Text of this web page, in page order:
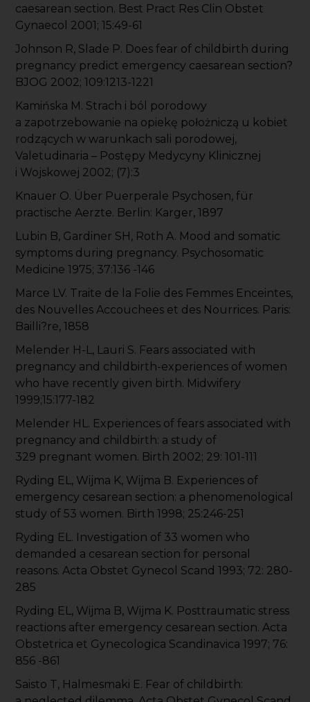
caesarean section. Best Pract Res Clin Obstet
Gynaecol 2001; 15:49-61
Johnson R, Slade P. Does fear of childbirth during
pregnancy predict emergency caesarean section?
BJOG 2002; 109:1213-1221
Kamińska M. Strach i ból porodowy
a zapotrzebowanie na opiekę położniczą u kobiet
rodzących w warunkach sali porodowej,
Valetudinaria – Postępy Medycyny Klinicznej
i Wojskowej 2002; (7):3
Knauer O. Über Puerperale Psychosen, für
practische Aerzte. Berlin: Karger, 1897
Lubin B, Gardiner SH, Roth A. Mood and somatic
symptoms during pregnancy. Psychosomatic
Medicine 1975; 37:136 -146
Marce LV. Traite de la Folie des Femmes Enceintes,
des Nouvelles Accouchees et des Nourrices. Paris:
Bailli?re, 1858
Melender H-L, Lauri S. Fears associated with
pregnancy and childbirth-experiences of women
who have recently given birth. Midwifery
1999;15:177-182
Melender HL. Experiences of fears associated with
pregnancy and childbirth: a study of
329 pregnant women. Birth 2002; 29: 101-111
Ryding EL, Wijma K, Wijma B. Experiences of
emergency cesarean section: a phenomenological
study of 53 women. Birth 1998; 25:246-251
Ryding EL. Investigation of 33 women who
demanded a cesarean section for personal
reasons. Acta Obstet Gynecol Scand 1993; 72: 280-
285
Ryding EL, Wijma B, Wijma K. Posttraumatic stress
reactions after emergency cesarean section. Acta
Obstetrica et Gynecologica Scandinavica 1997; 76:
856 -861
Saisto T, Halmesmaki E. Fear of childbirth: